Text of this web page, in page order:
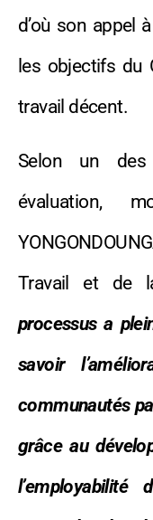
d’où son appel
les objectifs du
travail décent.
Selon un des
évaluation,
Travail et de
processus a
savoir
communautés
grâce au
l’employabilité